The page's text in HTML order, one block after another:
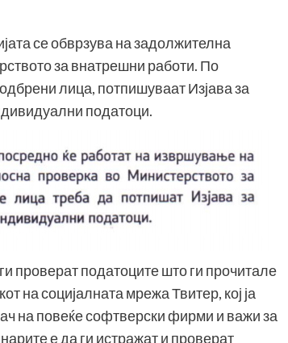
се обврзува на задолжителна
за внатрешни работи. По
лица, потпишуваат Изјава за
податоци.
проверат податоците што ги прочитале
на социјалната мрежа Твитер, кој ја
на повеќе софтверски фирми и важи за
е да ги истражат и проверат